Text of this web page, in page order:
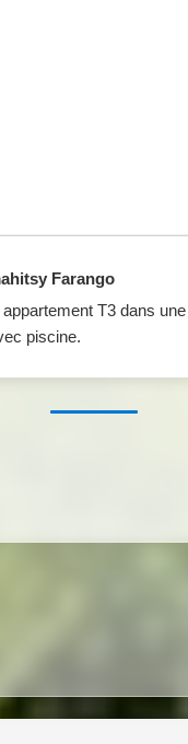
Farango
T3 dans
piscine.